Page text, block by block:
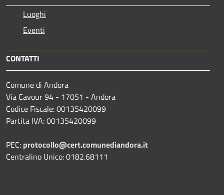
Luoghi
Eventi
CONTATTI
Comune di Andora
Via Cavour 94 - 17051 - Andora
Codice Fiscale: 00135420099
Partita IVA: 00135420099
PEC: protocollo@cert.comunediandora.it
Centralino Unico: 0182.68111